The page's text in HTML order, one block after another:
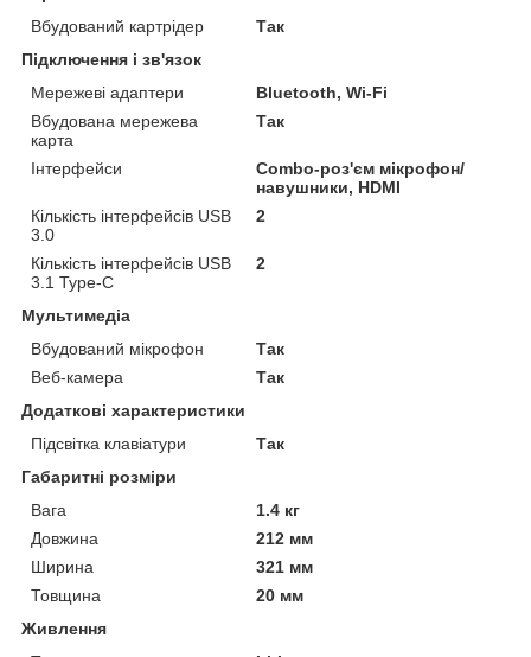
Вбудований картрідер
Так
Підключення і зв'язок
Мережеві адаптери
Bluetooth, Wi-Fi
Вбудована мережева
карта
Так
Інтерфейси
Combo-роз'єм мікрофон/
навушники, HDMI
Кількість інтерфейсів USB
3.0
2
Кількість інтерфейсів USB
3.1 Type-C
2
Мультимедіа
Вбудований мікрофон
Так
Веб-камера
Так
Додаткові характеристики
Підсвітка клавіатури
Так
Габаритні розміри
Вага
1.4 кг
Довжина
212 мм
Ширина
321 мм
Товщина
20 мм
Живлення